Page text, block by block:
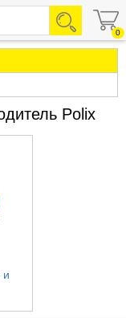
0
Polix
и